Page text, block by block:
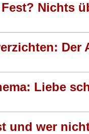
Nichts
Der
Liebe
und wer